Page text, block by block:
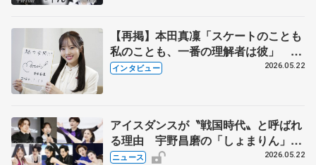
【再掲】本田真凜「スケートのことも
私のことも、一番の理解者は彼」 引
退時の単独インタビューで語った競技
インタビュー 2026.05.22
アイスダンスが〝戦国時代〟と呼ばれ
る理由 宇野昌磨の「しょまりん」ら
実力者が相次いで参戦 国内の競争激
ニュース 2026.05.22